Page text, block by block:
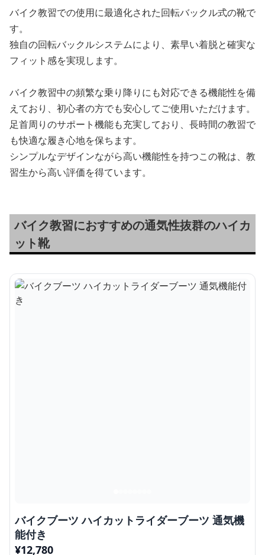
バイク教習での使用に最適化された回転バックル式の靴で
す。
独自の回転バックルシステムにより、素早い着脱と確実な
フィット感を実現します。
バイク教習中の頻繁な乗り降りにも対応できる機能性を備
えており、初心者の方でも安心してご使用いただけます。
足首周りのサポート機能も充実しており、長時間の教習で
も快適な履き心地を保ちます。
シンプルなデザインながら高い機能性を持つこの靴は、教
習生から高い評価を得ています。
バイク教習におすすめの通気性抜群のハイカ
ット靴
バイクブーツ ハイカットライダーブーツ 通気機
能付き
¥12,780